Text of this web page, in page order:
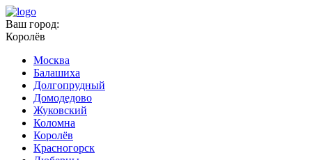
Ваш город:
Королёв
Москва
Балашиха
Долгопрудный
Домодедово
Жуковский
Коломна
Королёв
Красногорск